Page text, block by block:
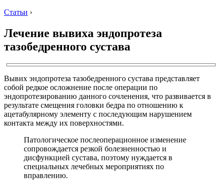
Статьи ›
Лечение вывиха эндопротеза
тазобедренного сустава
Вывих эндопротеза тазобедренного сустава представляет
собой редкое осложнение после операции по
эндопротезированию данного сочленения, что развивается в
результате смещения головки бедра по отношению к
ацетабулярному элементу с последующим нарушением
контакта между их поверхностями.
Патологическое послеоперационное изменение
сопровождается резкой болезненностью и
дисфункцией сустава, поэтому нуждается в
специальных лечебных мероприятиях по
вправлению.